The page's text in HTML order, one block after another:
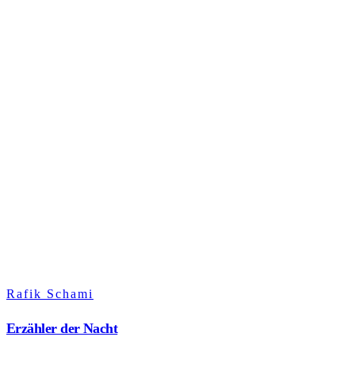
Rafik Schami
Erzähler der Nacht